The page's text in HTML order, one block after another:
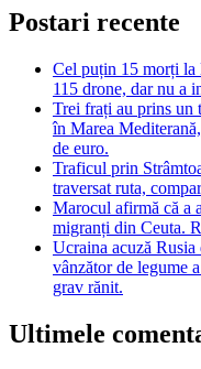
Postari recente
Cel puțin 15 morți la
115 drone, dar nu a
Trei frați au prins un
în Marea
de euro.
Traficul prin
traversat ruta,
Marocul afirmă că a
migranți din Ceuta.
Ucraina acuză Rusia
vânzător de legume
grav rănit.
Ultimele